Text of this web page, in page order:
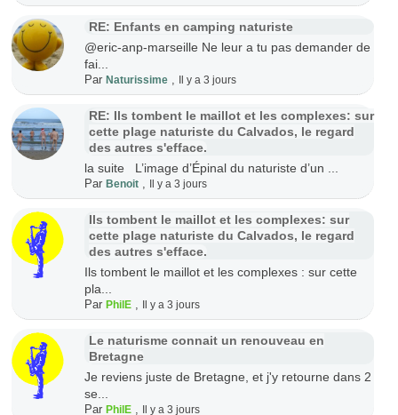
RE: Enfants en camping naturiste
@eric-anp-marseille Ne leur a tu pas demander de
fai...
Par Naturissime, Il y a 3 jours
RE: Ils tombent le maillot et les complexes: sur
cette plage naturiste du Calvados, le regard
des autres s'efface.
la suite L’image d’Épinal du naturiste d’un ...
Par Benoit, Il y a 3 jours
Ils tombent le maillot et les complexes: sur
cette plage naturiste du Calvados, le regard
des autres s'efface.
Ils tombent le maillot et les complexes : sur cette
pla...
Par PhilE, Il y a 3 jours
Le naturisme connait un renouveau en
Bretagne
Je reviens juste de Bretagne, et j'y retourne dans 2
se...
Par PhilE, Il y a 3 jours